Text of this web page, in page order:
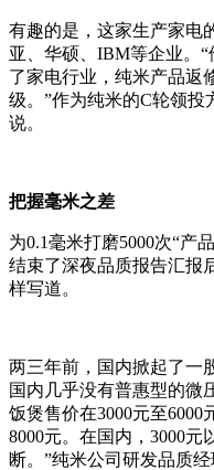
有趣的是，这家生产家电
亚、华硕、IBM等企业。
了家电行业，纯米产品返
级。”作为纯米的C轮领投
说。
把握毫米之差
为0.1毫米打磨5000次“产
结束了深夜品质报告汇报
样写道。
两三年前，国内掀起了一
国内几乎没有普惠型的微
饭煲售价在3000元至
8000元。在国内，3000
断。”纯米公司研发品质经